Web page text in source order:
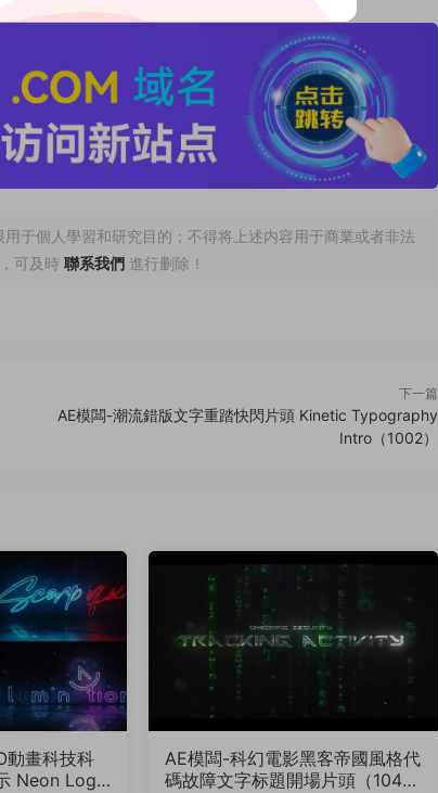
于個人學習和研究目的；不得将上述内容用于商業或者非法
可及時 聯系我們 進行删除！
下一篇
AE模闆-潮流錯版文字重踏快閃片頭 Kinetic Typography
Intro（1002）
動畫科技科
Neon Logo
AE模闆-科幻電影黑客帝國風格代
碼故障文字标題開場片頭（104